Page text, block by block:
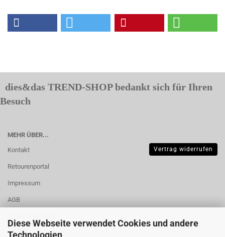
Diese Webseite verwendet Cookies und andere
Technologien
dies&das TREND-SHOP bedankt sich für Ihren
Besuch
MEHR ÜBER...
Kontakt
Retourenportal
Impressum
AGB
Muster-
Vertrag widerrufen